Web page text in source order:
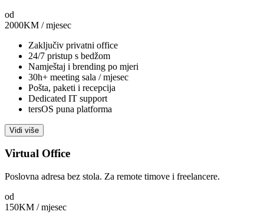
od
2000KM / mjesec
Zaključiv privatni office
24/7 pristup s bedžom
Namještaj i brending po mjeri
30h+ meeting sala / mjesec
Pošta, paketi i recepcija
Dedicated IT support
tersOS puna platforma
Vidi više
Virtual Office
Poslovna adresa bez stola. Za remote timove i freelancere.
od
150KM / mjesec